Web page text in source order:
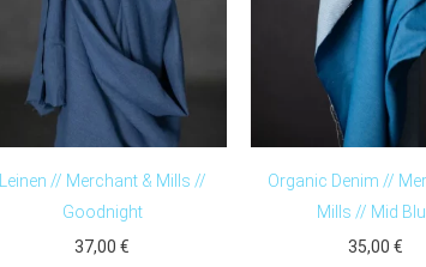
Leinen // Merchant & Mills //
Goodnight
37,00 €
Organic Denim //
Mills // Mid
35,00 €